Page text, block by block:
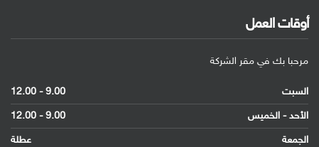
أوقات العمل
مرحبا بك في مقر الشركة
السبت
9.00 - 12.00
الأحد - الخميس
9.00 - 12.00
الجمعة
عطلة